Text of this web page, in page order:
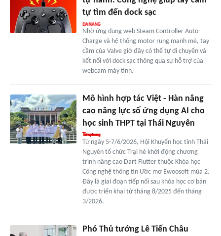
tự tìm đến dock sạc
Nhờ ứng dụng web Steam Controller Auto-
Charge và hệ thống motor rung mạnh mẽ, tay
cầm của Valve giờ đây có thể tự di chuyển và
kết nối với dock sạc thông qua sự hỗ trợ của
webcam máy tính.
Mô hình hợp tác Việt - Hàn nâng
cao năng lực số ứng dụng AI cho
học sinh THPT tại Thái Nguyên
Từ ngày 5-7/6/2026, Hội Khuyến học tỉnh Thái
Nguyên tổ chức Trại hè khởi động chương
trình nâng cao Dart Flutter thuộc Khóa học
Công nghệ thông tin Ước mơ Ewoosoft mùa 2.
Đây là giai đoạn tiếp nối sau khóa học cơ bản
được triển khai từ tháng 8/2025 đến tháng
3/2026.
Phó Thủ tướng Lê Tiến Châu